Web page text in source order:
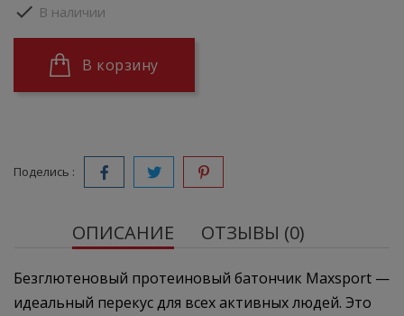
 В наличии
В корзину
Поделись :
ОПИСАНИЕ ОТЗЫВЫ (0)
Безглютеновый протеиновый батончик Maxsport —
идеальный перекус для всех активных людей. Это